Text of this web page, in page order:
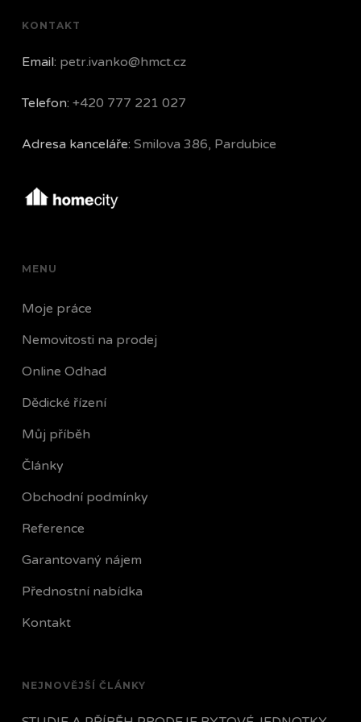
KONTAKT
Email: petr.ivanko@hmct.cz
Telefon: +420 777 221 027
Adresa kanceláře: Smilova 386, Pardubice
MENU
Moje práce
Nemovitosti na prodej
Online Odhad
Dědické řízení
Můj příběh
Články
Obchodní podmínky
Reference
Garantovaný nájem
Přednostní nabídka
Kontakt
NEJNOVĚJŠÍ ČLÁNKY